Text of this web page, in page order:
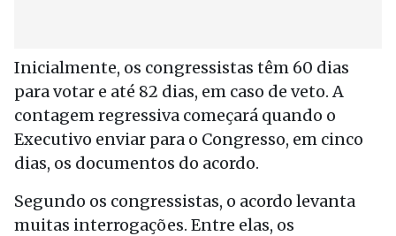
Inicialmente, os congressistas têm 60 dias
para votar e até 82 dias, em caso de veto. A
contagem regressiva começará quando o
Executivo enviar para o Congresso, em cinco
dias, os documentos do acordo.
Segundo os congressistas, o acordo levanta
muitas interrogações. Entre elas, os